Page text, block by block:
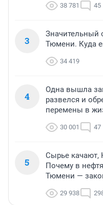
38 781 45
3
Значительный
Тюмени. Куда
34 419
4
Одна вышла
развелся и
перемены в
30 001 47
5
Сырье качают,
Почему в
Тюмени —
29 938